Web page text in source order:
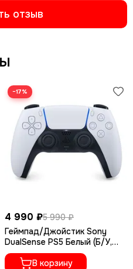
отзыв
−17%
4 990 ₽5 990 ₽
Геймпад/Джойстик Sony
DualSense PS5 Белый (Б/У,
Датчики холла)
В корзину